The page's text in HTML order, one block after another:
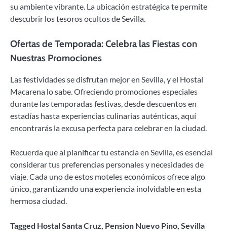
su ambiente vibrante. La ubicación estratégica te permite
descubrir los tesoros ocultos de Sevilla.
Ofertas de Temporada: Celebra las Fiestas con
Nuestras Promociones
Las festividades se disfrutan mejor en Sevilla, y el Hostal
Macarena lo sabe. Ofreciendo promociones especiales
durante las temporadas festivas, desde descuentos en
estadías hasta experiencias culinarias auténticas, aquí
encontrarás la excusa perfecta para celebrar en la ciudad.
Recuerda que al planificar tu estancia en Sevilla, es esencial
considerar tus preferencias personales y necesidades de
viaje. Cada uno de estos moteles económicos ofrece algo
único, garantizando una experiencia inolvidable en esta
hermosa ciudad.
Tagged Hostal Santa Cruz Pension Nuevo Pino Sevilla